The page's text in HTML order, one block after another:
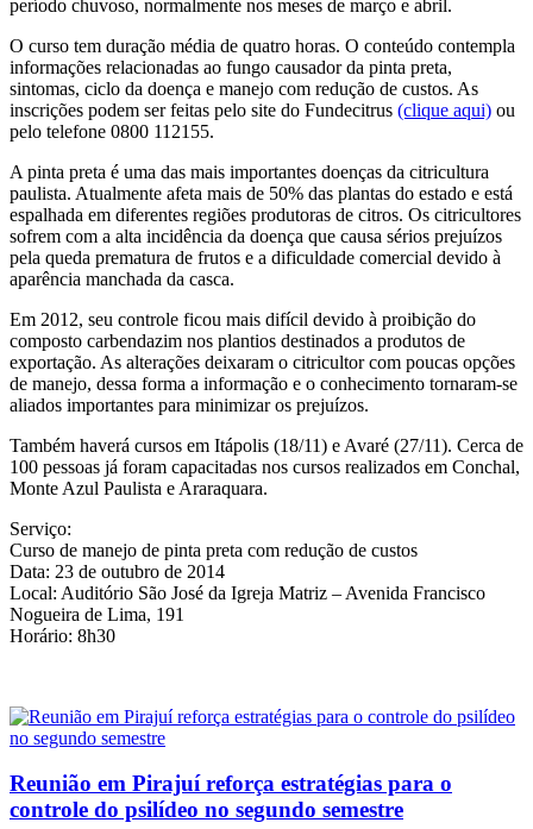
período chuvoso, normalmente nos meses de março e abril.
O curso tem duração média de quatro horas. O conteúdo contempla
informações relacionadas ao fungo causador da pinta preta,
sintomas, ciclo da doença e manejo com redução de custos. As
inscrições podem ser feitas pelo site do Fundecitrus (clique aqui) ou
pelo telefone 0800 112155.
A pinta preta é uma das mais importantes doenças da citricultura
paulista. Atualmente afeta mais de 50% das plantas do estado e está
espalhada em diferentes regiões produtoras de citros. Os citricultores
sofrem com a alta incidência da doença que causa sérios prejuízos
pela queda prematura de frutos e a dificuldade comercial devido à
aparência manchada da casca.
Em 2012, seu controle ficou mais difícil devido à proibição do
composto carbendazim nos plantios destinados a produtos de
exportação. As alterações deixaram o citricultor com poucas opções
de manejo, dessa forma a informação e o conhecimento tornaram-se
aliados importantes para minimizar os prejuízos.
Também haverá cursos em Itápolis (18/11) e Avaré (27/11). Cerca de
100 pessoas já foram capacitadas nos cursos realizados em Conchal,
Monte Azul Paulista e Araraquara.
Serviço:
Curso de manejo de pinta preta com redução de custos
Data: 23 de outubro de 2014
Local: Auditório São José da Igreja Matriz – Avenida Francisco
Nogueira de Lima, 191
Horário: 8h30
Reunião em Pirajuí reforça estratégias para o
controle do psilídeo no segundo semestre